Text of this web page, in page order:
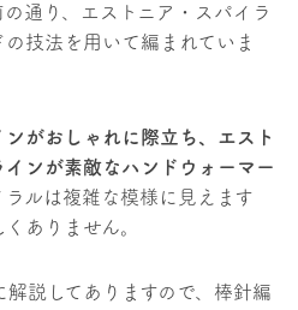
通り、エストニア・スパイラ
技法を用いて編まれていま
がおしゃれに際立ち、エスト
ンが素敵なハンドウォーマー
ラルは複雑な模様に見えます
ありません。
説してありますので、棒針編